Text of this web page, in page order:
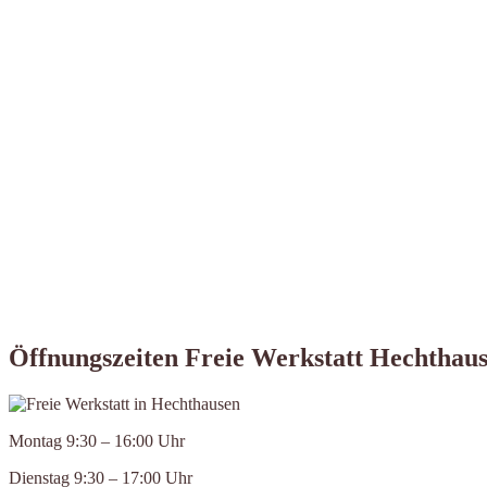
Öffnungszeiten Freie Werkstatt
Montag 9:30 – 16:00 Uhr
Dienstag 9:30 – 17:00 Uhr